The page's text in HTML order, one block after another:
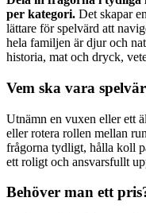
per kategori. Det skapar
lättare för spelvärd att
hela familjen är djur och
historia, mat och dryck,
Vem ska vara
Utnämn en vuxen eller ett
eller rotera rollen mellan
frågorna tydligt, hålla koll
ett roligt och ansvarsfullt
Behöver man ett